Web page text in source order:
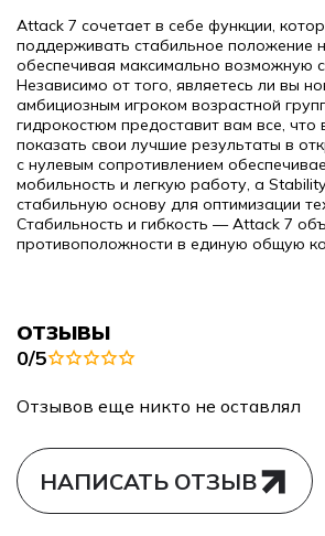
Attack 7 сочетает в себе функции,
поддерживать стабильное положение
обеспечивая максимально возможную
Независимо от того, являетесь ли вы
амбициозным игроком возрастной
гидрокостюм предоставит вам все,
показать свои лучшие результаты в
с нулевым сопротивлением
мобильность и легкую работу, а
стабильную основу для оптимизации
Стабильность и гибкость — Attack 7
противоположности в единую общую
ОТЗЫВЫ
0/5
Отзывов еще никто не оставлял
НАПИСАТЬ ОТЗЫВ